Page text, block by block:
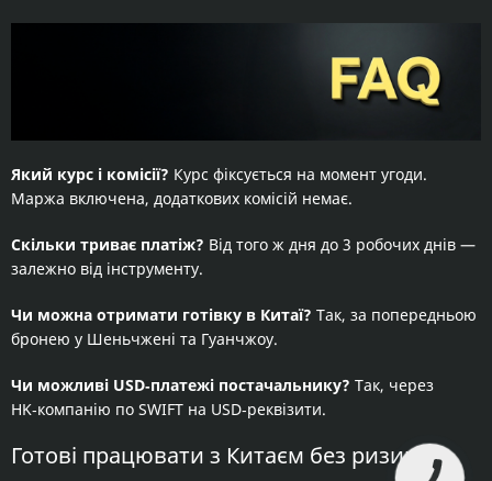
Який курс і комісії? Курс фіксується на момент угоди.
Маржа включена, додаткових комісій немає.
Скільки триває платіж? Від того ж дня до 3 робочих днів —
залежно від інструменту.
Чи можна отримати готівку в Китаї? Так, за попередньою
бронею у Шеньчжені та Гуанчжоу.
Чи можливі USD‑платежі постачальнику? Так, через
HK‑компанію по SWIFT на USD‑реквізити.
Готові працювати з Китаєм без ризиків?